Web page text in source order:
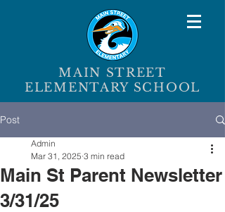
MAIN STREET
ELEMENTARY SCHOOL
Post
Main St Parent Newsletter
3/31/25
Admin
Mar 31, 2025 3 min read